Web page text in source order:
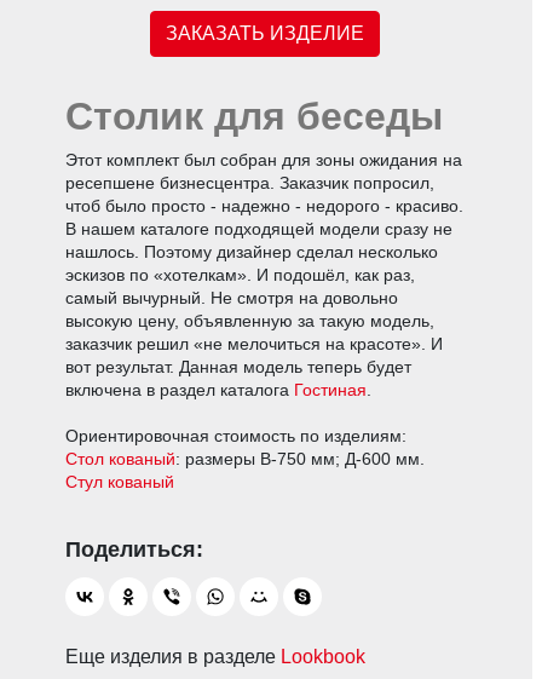
ЗАКАЗАТЬ ИЗДЕЛИЕ
Столик для беседы
Этот комплект был собран для зоны ожидания на
ресепшене бизнесцентра. Заказчик попросил,
чтоб было просто - надежно - недорого - красиво.
В нашем каталоге подходящей модели сразу не
нашлось. Поэтому дизайнер сделал несколько
эскизов по «хотелкам». И подошёл, как раз,
самый вычурный. Не смотря на довольно
высокую цену, объявленную за такую модель,
заказчик решил «не мелочиться на красоте». И
вот результат. Данная модель теперь будет
включена в раздел каталога Гостиная
Ориентировочная стоимость по изделиям:
Стол кованый: размеры В-750 мм; Д-600 мм.
Стул кованый
Еще изделия в разделе Lookbook